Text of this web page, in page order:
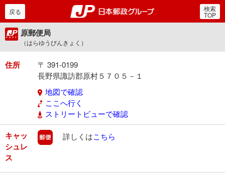
郵便局・日本郵政グルー
戻る 検索
TOP
原郵便局
（はらゆうびんきょく）
住所
〒 391-0199
長野県諏訪郡原村５７０５－１
地図で確認
ここへ行く
ストリートビューで確認
キャッ
シュレ
ス
郵便
詳しくはこちら